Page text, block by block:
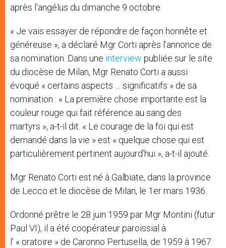
après l’angélus du dimanche 9 octobre.
« Je vais essayer de répondre de façon honnête et
généreuse », a déclaré Mgr Corti après l’annonce de
sa nomination. Dans une interview publiée sur le site
du diocèse de Milan, Mgr Renato Corti a aussi
évoqué « certains aspects … significatifs » de sa
nomination : « La première chose importante est la
couleur rouge qui fait référence au sang des
martyrs », a-t-il dit. « Le courage de la foi qui est
demandé dans la vie » est « quelque chose qui est
particulièrement pertinent aujourd’hui », a-t-il ajouté.
Mgr Renato Corti est né à Galbiate, dans la province
de Lecco et le diocèse de Milan, le 1er mars 1936.
Ordonné prêtre le 28 juin 1959 par Mgr Montini (futur
Paul VI), il a été coopérateur paroissial à
l’ « oratoire » de Caronno Pertusella, de 1959 à 1967.